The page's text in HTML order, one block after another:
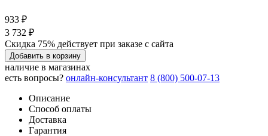
933 ₽
3 732 ₽
Скидка 75% действует при заказе с сайта
Добавить в корзину
наличие в магазинах
есть вопросы? онлайн-консультант 8 (800) 500-07-13
Описание
Способ оплаты
Доставка
Гарантия